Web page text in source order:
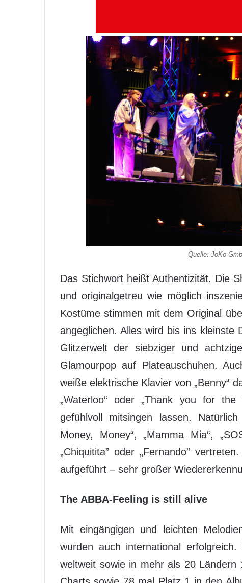
Quelle: JoKo
Das Stichwort heißt Authentizität. Die
und originalgetreu wie möglich
Kostüme stimmen mit dem Original
angeglichen. Alles wird bis ins kleinste
Glitzerwelt der siebziger und
Glamourpop auf Plateauschuhen.
weiße elektrische Klavier von „Benny“
„Waterloo“ oder „Thank you for
gefühlvoll mitsingen lassen.
Money, Money“, „Mamma Mia“,
„Chiquitita” oder „Fernando”
aufgeführt – sehr großer
The ABBA-Feeling is still alive
Mit eingängigen und leichten
wurden auch international
weltweit sowie in mehr als 20